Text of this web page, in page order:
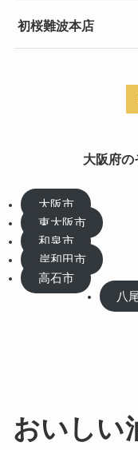
初桜難波本店
大阪府の
大阪市
東大阪市
和泉市
岸和田市
高石市
八
おいしい